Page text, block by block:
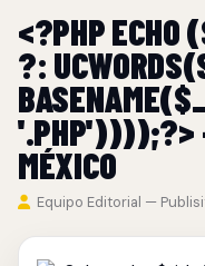
<?PHP
?:
'.PHP'))));?> -
MÉXICO
Equipo Editorial —